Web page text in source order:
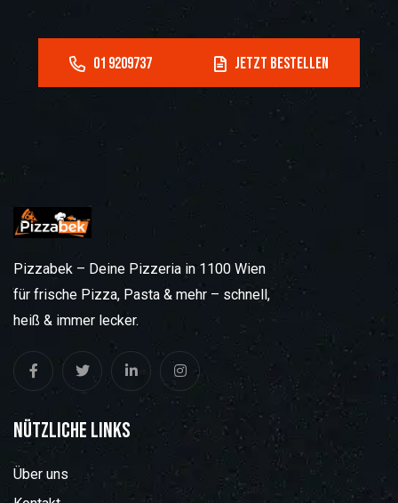
Pizzabek – Deine Pizzeria in 1100 Wien
für frische Pizza, Pasta & mehr – schnell,
heiß & immer lecker.
Nützliche Links
Über uns